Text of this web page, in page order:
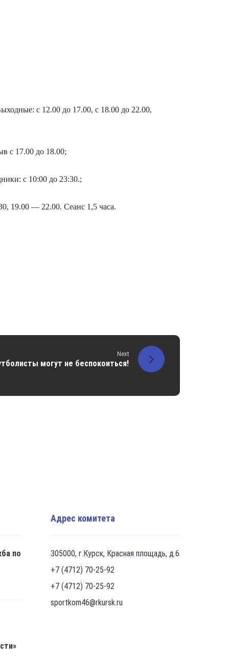
с 12.00 до 17.00, с 18.00 до 22.00,
с 17.00 до 18.00;
с 10:00 до 23:30.;
19.00 — 22.00. Сеанс 1,5 часа.
Next
могут не беспокоиться!
по
Адрес комитета
305000, г.Курск, Красная площадь, д.6
+7 (4712) 70-25-92
+7 (4712) 70-25-92
sportkom46@rkursk.ru